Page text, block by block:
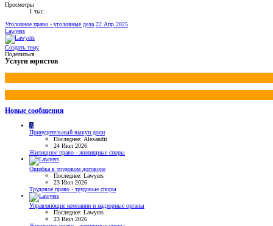
Просмотры
1 тыс.
Уголовное право - уголовные дела 22 Апр 2025
Lawyers
Создать тему
Поделиться
Услуги юристов
Новые сообщения
A
Принудительный выкуп доли
Последнее: Alexandit
24 Июл 2026
Жилищное право - жилищные споры
Ошибка в трудовом договоре
Последнее: Lawyers
23 Июл 2026
Трудовое право - трудовые споры
Управляющие компании и надзорные органы
Последнее: Lawyers
23 Июл 2026